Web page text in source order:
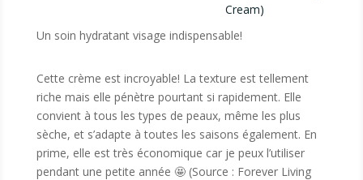
Cream)
Un soin hydratant visage indispensable!
Cette crème est incroyable! La texture est tellement
riche mais elle pénètre pourtant si rapidement. Elle
convient à tous les types de peaux, même les plus
sèche, et s’adapte à toutes les saisons également. En
prime, elle est très économique car je peux l’utiliser
pendant une petite année 🤩 (Source : Forever Living